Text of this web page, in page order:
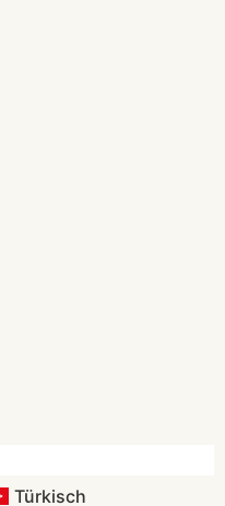
Türkisch